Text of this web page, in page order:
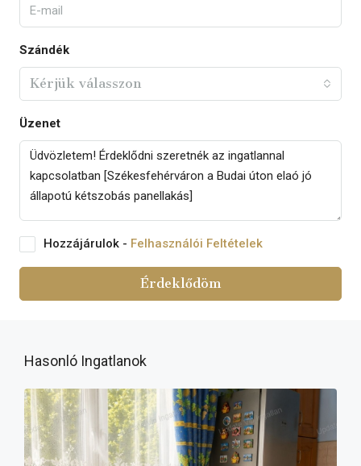
Szándék
Kérjük válasszon
Üzenet
Hozzájárulok - Felhasználói Feltételek
Érdeklődöm
Hasonló Ingatlanok